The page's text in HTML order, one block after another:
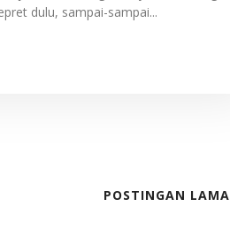
dulu, sampai-sampai...
POSTINGAN LAMA